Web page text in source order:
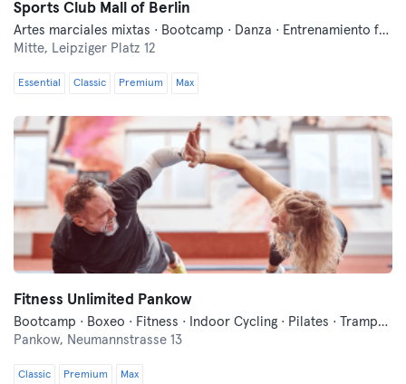
Sports Club Mall of Berlin
Artes marciales mixtas · Bootcamp · Danza · Entrenamiento funcional · Fitness · Yoga
Mitte, Leipziger Platz 12
Essential Classic Premium Max
Fitness Unlimited Pankow
Bootcamp · Boxeo · Fitness · Indoor Cycling · Pilates · Trampolín · Yoga
Pankow, Neumannstrasse 13
Classic Premium Max